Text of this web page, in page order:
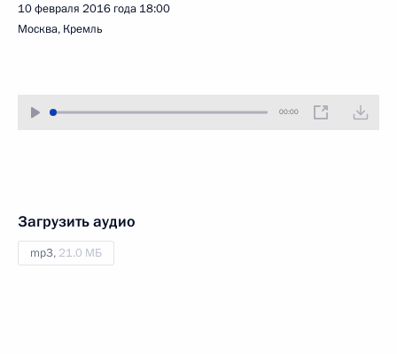
10 февраля 2016 года 18:00
Москва, Кремль
00:00
Загрузить аудио
mp3, 21.0 МБ